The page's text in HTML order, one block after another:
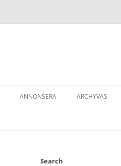
ANNONSERA ARCHYVAS
Search